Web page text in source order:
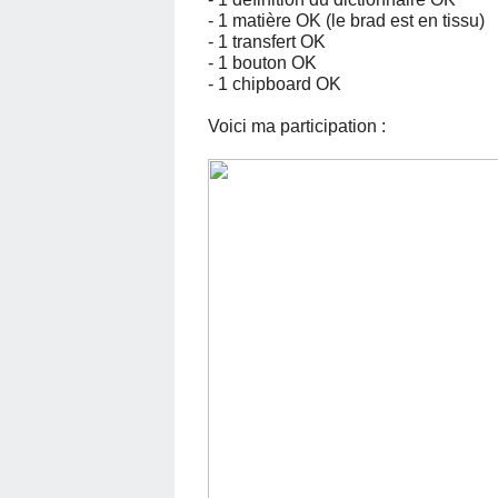
- 1 matière OK (le brad est en tissu)
- 1 transfert OK
- 1 bouton OK
- 1 chipboard OK
Voici ma participation :